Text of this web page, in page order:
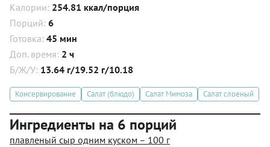
Калории: 254.81 ккал/порция
Порций: 6
Готовка: 45 мин
Доп. время: 2 ч
Б/Ж/У: 13.64 г/19.52 г/10.18
Консервирование Салат (блюдо) Салат Мимоза Салат слоеный
Ингредиенты на 6 порций
плавленый сыр одним куском – 100 г